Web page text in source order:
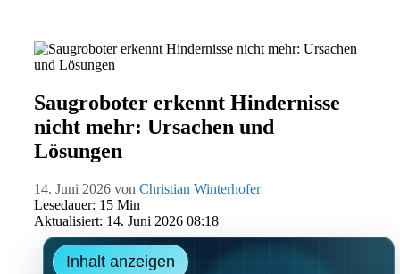
Saugroboter erkennt Hindernisse
nicht mehr: Ursachen und
Lösungen
14. Juni 2026 von Christian Winterhofer
Lesedauer: 15 Min
Aktualisiert: 14. Juni 2026 08:18
Inhalt anzeigen